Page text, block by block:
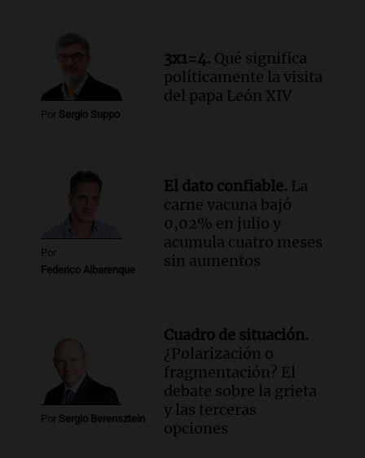
Audio.
Monseñor Fenoy celebra la visita
de León XIV a Argentina y reflexiona
sobre su impacto espiritual
Panorama Federal
Fe relativiza el impacto del fallo sobre
jubilaciones en la provincia
Panorama Federal
Episodios
Por Sergio Suppo
3x1=4. Qué significa
políticamente la visita
del papa León XIV
Por
Federico Albarenque
El dato confiable. La
carne vacuna bajó
0,02% en julio y
acumula cuatro meses
sin aumentos
Por Sergio Berensztein
Cuadro de situación.
¿Polarización o
fragmentación? El
debate sobre la grieta
y las terceras
opciones